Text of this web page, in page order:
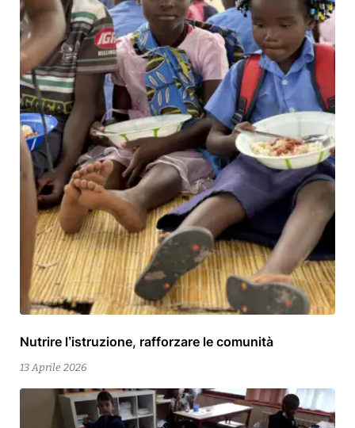
Nutrire l’istruzione, rafforzare le comunità
13 Aprile 2026
12
Maggio